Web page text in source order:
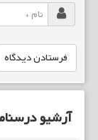
آرشیو